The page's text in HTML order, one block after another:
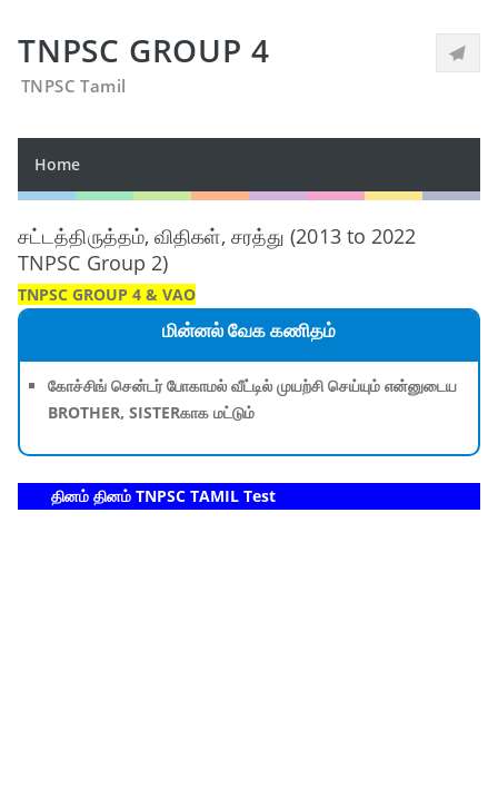
TNPSC GROUP 4
TNPSC Tamil
Home
சட்டத்திருத்தம், விதிகள், சரத்து (2013 to 2022
TNPSC Group 2)
TNPSC GROUP 4 & VAO
மின்னல் வேக கணிதம்
கோச்சிங் சென்டர் போகாமல் வீட்டில் முயற்சி செய்யும் என்னுடைய
BROTHER, SISTERகாக மட்டும்
தினம் தினம் TNPSC TAMIL Test